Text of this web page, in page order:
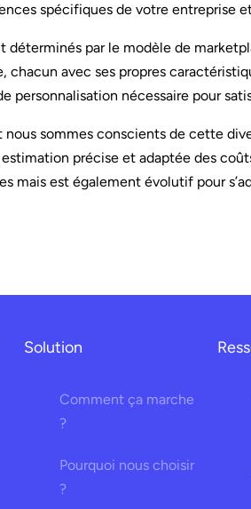
spécifiques de votre entreprise
déterminés par le modèle de
avec ses propres
nécessaire pour
sommes conscients de cette
précise et adaptée des
mais est également évolutif pour
Solution
Comment ça marche
?
Pourquoi nous choisir
?